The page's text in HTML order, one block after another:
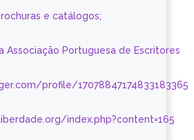
e catálogos;
Associação Portuguesa de Escritores
profile/17078847174833183365
index.php?content=165